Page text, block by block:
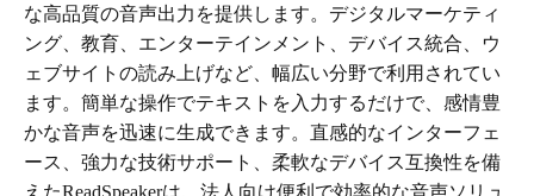
な高品質の音声出力を提供します。デジタルマーケティ
ング、教育、エンターテインメント、デバイス統合、ウ
ェブサイトの読み上げなど、幅広い分野で利用されてい
ます。簡単な操作でテキストを入力するだけで、感情豊
かな音声を迅速に生成できます。直感的なインターフェ
ース、強力な技術サポート、柔軟なデバイス互換性を備
えたReadSpeakerは、法人向け便利で効率的な音声ソリュ